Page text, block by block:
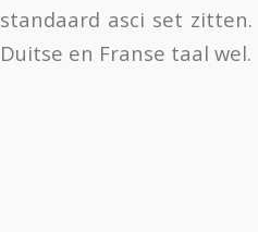
standaard asci set
Duitse en Franse taal wel.